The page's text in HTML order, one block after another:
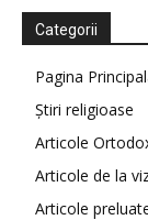
Categorii
Pagina
Știri religioase
Articole
Articole de la
Articole